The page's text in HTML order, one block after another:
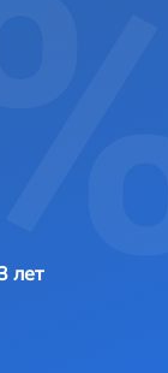
лет